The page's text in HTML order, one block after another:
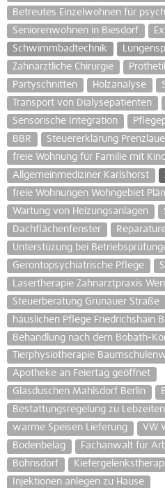
Betreutes Einzelwohnen für
Seniorenwohnen in Biesdorf
Schwimmbadtechnik
Zahnärztliche Chirurgie
Partyschnitten
Holzanalyse
Transport von Dialysepatienten
Sensorische Integration
BBR
Steuererklärung
freie Wohnung für Familie mit
Allgemeinmediziner Karlshorst
freie Wohnungen Wohngebiet
Wartung von Heizungsanlagen
Dachflächenfenster
Unterstüzung bei
Gerontopsychiatrische Pflege
Lasertherapie Zahnarztpraxis
Steuerberatung Grünauer Straße
häuslichen Pflege Friedrichshain
Behandlung nach dem Bobath-
Tierphysiotherapie
Apotheke an Feiertag geöffnet
Glasduschen Mahlsdorf Berlin
Bestattungsregelung zu
warme Speisen Lieferung
VW
Bodenbelag
Fachanwalt für
Bohnsdorf
Injektionen anlegen zu Hause